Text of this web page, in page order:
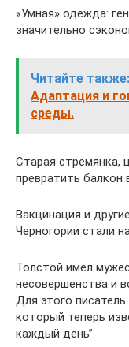
«Умная» одежда:
значительно
Читайте также:
Адаптация и
среды.
Старая стремянка,
превратить
Вакцинация и
Черногории стали
Толстой имел
несовершенства и
Для этого
который теперь
каждый день”.